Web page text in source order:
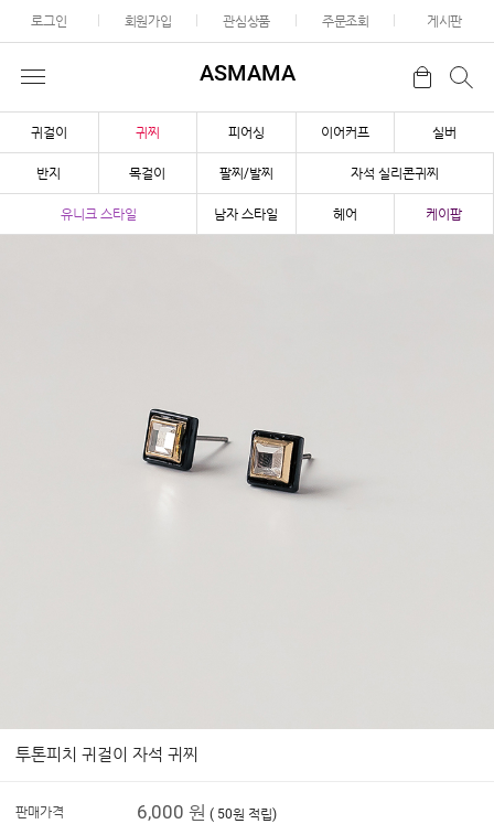
로그인 회원가입 관심상품 주문조회 게시판
ASMAMA
귀걸이 귀찌 피어싱 이어커프 실버
반지 목걸이 팔찌/발찌 자석 실리콘귀찌
유니크 스타일 남자 스타일 헤어 케이팝
투톤피치 귀걸이 자석 귀찌
판매가격 6,000 원 ( 50원 적립)